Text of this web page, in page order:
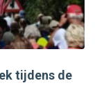
tijdens de